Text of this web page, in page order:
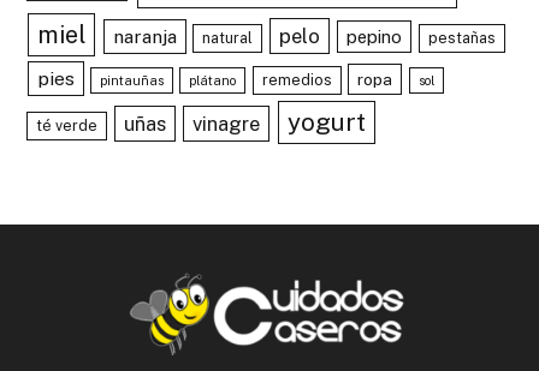
miel naranja natural pelo pepino pestañas
pies pintauñas plátano remedios ropa sol
té verde uñas vinagre yogurt